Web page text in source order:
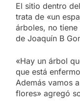
El sitio dentro
trata de «un
árboles, no
de Joaquín B
«Hay un árbol
que está
Además vamos
flores» agregó